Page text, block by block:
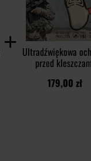
Ultradźwiękowa
przed
ludzi - Beige
179,00 zł